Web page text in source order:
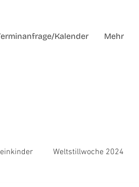
Kalender Mehr
Weltstillwoche 2024